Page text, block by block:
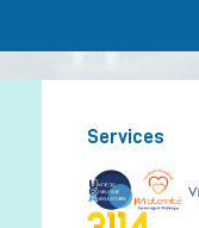
Services